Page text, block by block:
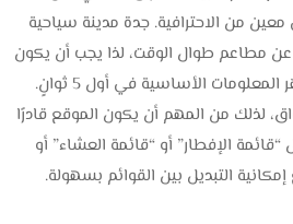
من الاحترافية. جدة مدينة سياحية
عن مطاعم طوال الوقت، لذا يجب أن يكون
الموقع سهل التصفح ويظهر المعلومات الأساسية في أول 5 ثوانٍ.
لذلك من المهم أن يكون الموقع قادرًا
الإفطار” أو “قائمة العشاء” أو
التبديل بين القوائم بسهولة.